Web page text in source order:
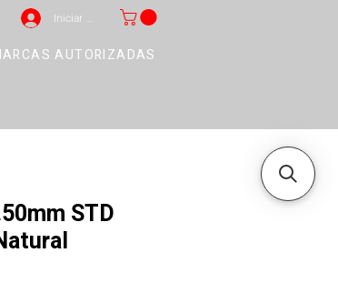
Iniciar sesión
AUTORIZADAS
STD